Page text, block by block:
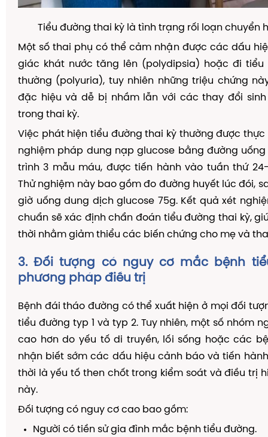
Tiểu đường thai kỳ là tình trạng rối loạn chuyển
Một số thai phụ có thể cảm nhận được các dấu
giác khát nước tăng lên (polydipsia) hoặc đi tiểu
thường (polyuria), tuy nhiên những triệu chứng
đặc hiệu và dễ bị nhầm lẫn với các thay đổi
trong thai kỳ.
Việc phát hiện tiểu đường thai kỳ thường được
nghiệm pháp dung nạp glucose bằng đường uống
trình 3 mẫu máu, được tiến hành vào tuần thứ
Thử nghiệm này bao gồm đo đường huyết lúc đói,
giờ uống dung dịch glucose 75g. Kết quả xét
chuẩn sẽ xác định chẩn đoán tiểu đường thai kỳ,
thời nhằm giảm thiểu các biến chứng cho mẹ và
3. Đối tượng có nguy cơ mắc bệnh
phương pháp điều trị
Bệnh đái tháo đường có thể xuất hiện ở mọi đối
tiểu đường typ 1 và typ 2. Tuy nhiên, một số nhóm
cao hơn do yếu tố di truyền, lối sống hoặc các
nhận biết sớm các dấu hiệu cảnh báo và tiến
thời là yếu tố then chốt trong kiểm soát và điều trị
này.
Đối tượng có nguy cơ cao bao gồm:
Người có tiền sử gia đình mắc bệnh tiểu đường.